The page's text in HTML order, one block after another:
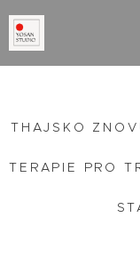
THAJSKO
TERAPIE PRO